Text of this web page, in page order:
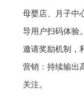
母婴店、月子中
导用户扫码体验
邀请奖励机制，
营销：持续输出
关注。